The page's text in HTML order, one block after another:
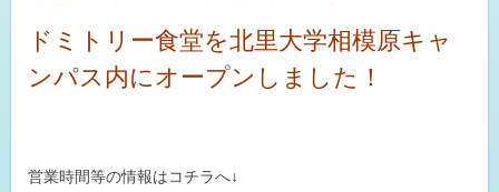
ドミトリー食堂を北里大学相模原キャ
ンパス内にオープンしました！
営業時間等の情報はコチラへ↓